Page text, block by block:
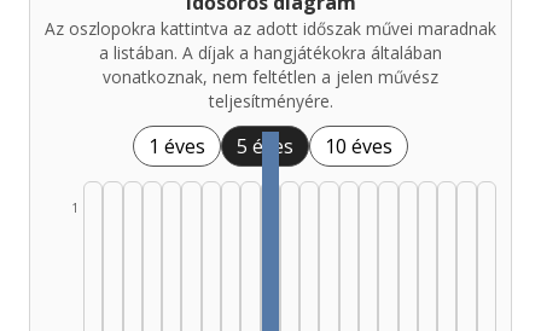
Az oszlopokra kattintva az adott időszak művei maradnak
a listában. A díjak a hangjátékokra általában
vonatkoznak, nem feltétlen a jelen művész
teljesítményére.
1 éves 5 éves 10 éves
1